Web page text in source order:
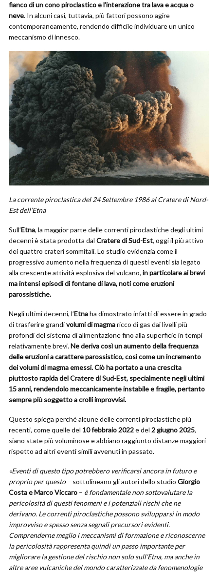
fianco di un cono piroclastico e l’interazione tra lava e acqua o
neve. In alcuni casi, tuttavia, più fattori possono agire
contemporaneamente, rendendo difficile individuare un unico
meccanismo di innesco.
La corrente piroclastica del 24 Settembre 1986 al Cratere di Nord-
Est dell’Etna
Sull’Etna, la maggior parte delle correnti piroclastiche degli ultimi
decenni è stata prodotta dal Cratere di Sud-Est, oggi il più attivo
dei quattro crateri sommitali. Lo studio evidenzia come il
progressivo aumento nella frequenza di questi eventi sia legato
alla crescente attività esplosiva del vulcano, in particolare ai brevi
ma intensi episodi di fontane di lava, noti come eruzioni
parossistiche.
Negli ultimi decenni, l’Etnaha dimostrato infatti di essere in grado
di trasferire grandivolumi di magmaricco di gas dai livelli più
profondi del sistema di alimentazione fino alla superficie in tempi
relativamente brevi.Ne deriva così un aumento della frequenza
delle eruzioni a carattere parossistico, così come un incremento
dei volumi di magma emessi. Ciò ha portato a una crescita
piuttosto rapida del Cratere di Sud-Est, specialmente negli ultimi
15 anni, rendendolo meccanicamente instabile e fragile, pertanto
sempre più soggetto a crolli improvvisi.
Questo spiega perché alcune delle correnti piroclastiche più
recenti, come quelle del 10 febbraio 2022e del 2 giugno 2025,
siano state più voluminose e abbiano raggiunto distanze maggiori
rispetto ad altri eventi simili avvenuti in passato.
«Eventi di questo tipo potrebbero verificarsi ancora in futuro e
proprio per questo– sottolineano gli autori dello studio Giorgio
Costa e Marco Viccaro – è fondamentale non sottovalutare la
pericolosità di questi fenomeni e i potenziali rischi che ne
derivano. Le correnti piroclastiche possono svilupparsi in modo
improvviso e spesso senza segnali precursori evidenti.
Comprenderne meglio i meccanismi di formazione e riconoscerne
la pericolosità rappresenta quindi un passo importante per
migliorare la gestione del rischio non solo sull’Etna, ma anche in
altre aree vulcaniche del mondo caratterizzate da fenomenologie